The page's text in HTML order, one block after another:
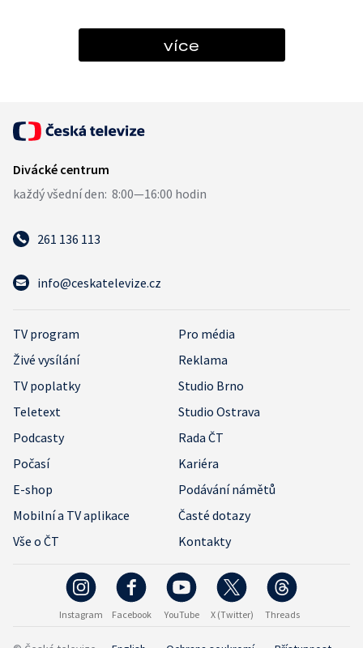
více
261 136 113
info@ceskatelevize.cz
TV program
Pro média
Živé vysílání
Reklama
TV poplatky
Studio Brno
Teletext
Studio Ostrava
Podcasty
Rada ČT
Počasí
Kariéra
E-shop
Podávání námětů
Mobilní a TV aplikace
Časté dotazy
Vše o ČT
Kontakty
Instagram Facebook YouTube X (Twitter) Threads